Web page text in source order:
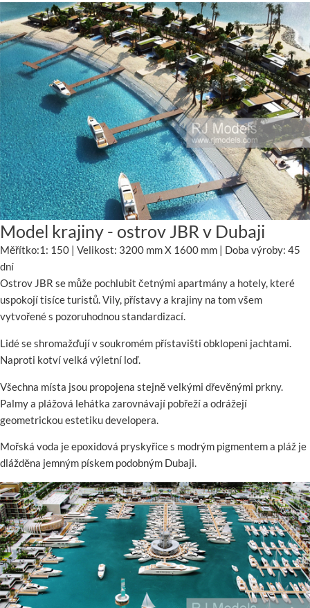
Model krajiny - ostrov JBR v Dubaji
Měřítko:1: 150 | Velikost: 3200 mm X 1600 mm | Doba výroby: 45
dní
Ostrov JBR se může pochlubit četnými apartmány a hotely, které
uspokojí tisíce turistů. Vily, přístavy a krajiny na tom všem
vytvořené s pozoruhodnou standardizací.
Lidé se shromažďují v soukromém přístavišti obklopeni jachtami.
Naproti kotví velká výletní loď.
Všechna místa jsou propojena stejně velkými dřevěnými prkny.
Palmy a plážová lehátka zarovnávají pobřeží a odrážejí
geometrickou estetiku developera.
Mořská voda je epoxidová pryskyřice s modrým pigmentem a pláž je
dlážděna jemným pískem podobným Dubaji.